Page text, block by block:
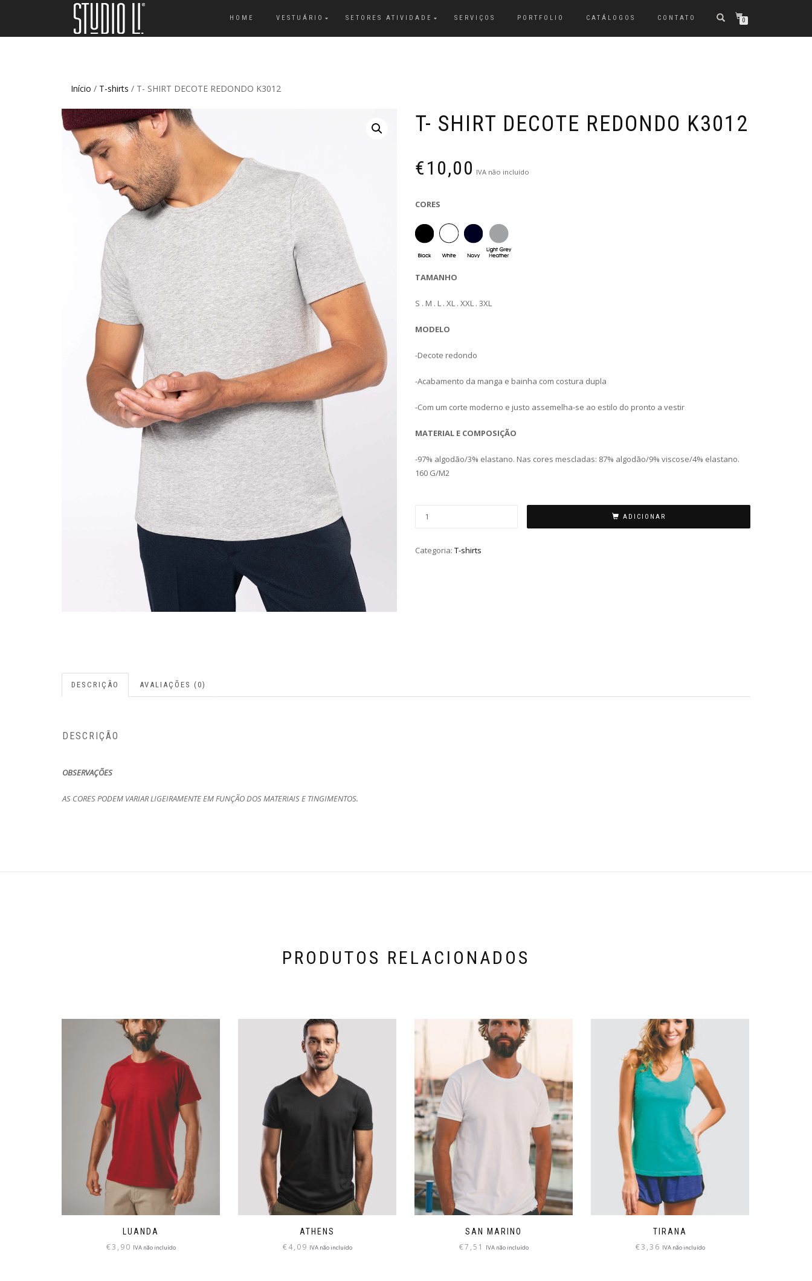
HOME VESTUÁRIO SETORES ATIVIDADE SERVIÇOS PORTFOLIO CATÁLOGOS CONTATO 0
Início / T-shirts / T- SHIRT DECOTE REDONDO K3012
T- SHIRT DECOTE REDONDO K3012
€10,00 IVA não incluído
CORES
TAMANHO
S . M . L . XL . XXL . 3XL
MODELO
-Decote redondo
-Acabamento da manga e bainha com costura dupla
-Com um corte moderno e justo assemelha-se ao estilo do pronto a vestir
MATERIAL E COMPOSIÇÃO
-97% algodão/3% elastano. Nas cores mescladas: 87% algodão/9% viscose/4% elastano.
160 G/M2
ADICIONAR
Categoria: T-shirts
DESCRIÇÃO AVALIAÇÕES (0)
DESCRIÇÃO
OBSERVAÇÕES
AS CORES PODEM VARIAR LIGEIRAMENTE EM FUNÇÃO DOS MATERIAIS E TINGIMENTOS.
PRODUTOS RELACIONADOS
LUANDA
€3,90 IVA não incluído
ATHENS
€4,09 IVA não incluído
SAN MARINO
€7,51 IVA não incluído
TIRANA
€3,36 IVA não incluído